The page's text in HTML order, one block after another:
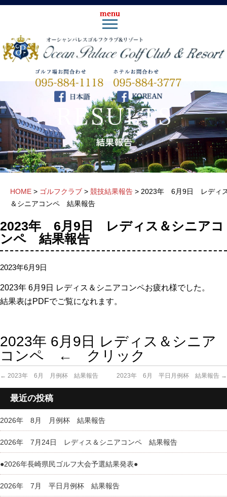
HOME > ゴルフクラブ > 競技結果報告 > 2023年 6月9日 レディ
＆シニアコンペ 結果報告
2023年 6月9日 レディス＆シニアコ
ンペ 結果報告
2023年6月9日
2023年 6月9日 レディス＆シニアコンペお疲れ様でした。
結果表はPDFでご覧になれます。
2023年 6月9日 レディス＆シニア
コンペ ← クリック
← 2023年 6月 月例杯 結果報告 2023年 6月 平日月例杯 結果報告 →
最近の投稿
2026年 8月 月例杯 結果報告
2026年 7月24日 レディス＆シニアコンペ 結果報告
●2026年長崎県民ゴルフ大会予選結果発表●
2026年 7月 平日月例杯 結果報告